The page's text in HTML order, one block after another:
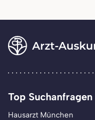
Top Suchanfragen
Hausarzt München